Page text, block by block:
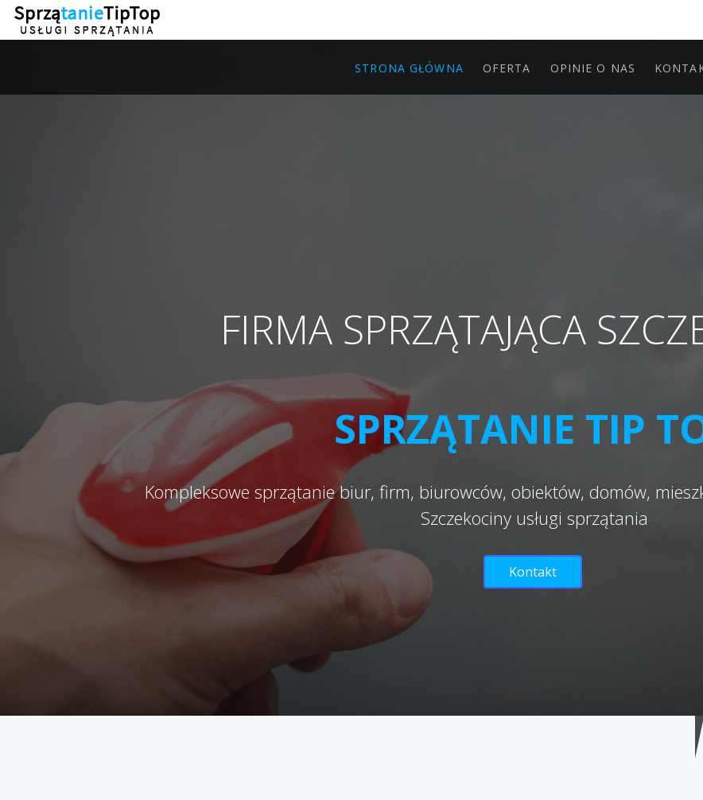
STRONA GŁÓWNA OFERTA OPINIE O NAS
FIRMA SPRZĄTAJĄCA
SPRZĄTANIE TIP
Kompleksowe sprzątanie biur, firm, biurowców, obiektów, domów,
Szczekociny usługi sprzątania
Kontakt